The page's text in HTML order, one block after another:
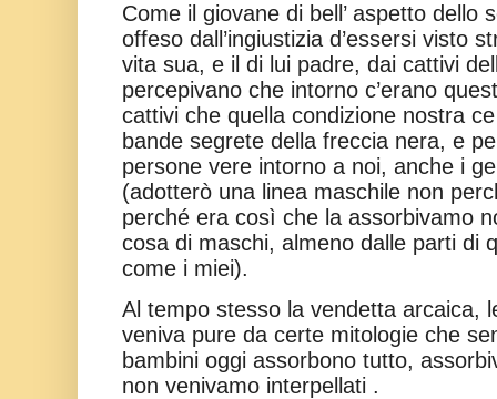
Come il giovane di bell’ aspetto dello
offeso dall’ingiustizia d’essersi visto
vita sua, e il di lui padre, dai cattivi
percepivano che intorno c’erano
cattivi che quella condizione nostra
bande segrete della freccia nera, e
persone vere intorno a noi, anche i
(adotterò una linea maschile non
perché era così che la assorbivamo
cosa di maschi, almeno dalle parti di
come i miei).
Al tempo stesso la vendetta arcaica,
veniva pure da certe mitologie che
bambini oggi assorbono tutto,
non venivamo interpellati .